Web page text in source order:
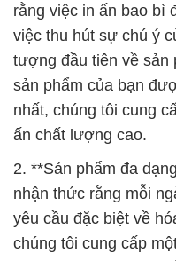
rằng việc in ấn bao bì
việc thu hút sự chú ý
tượng đầu tiên về sản
sản phẩm của bạn
nhất, chúng tôi cung
ấn chất lượng cao.
2. **Sản phẩm đa
nhận thức rằng mỗi
yêu cầu đặc biệt về
chúng tôi cung cấp